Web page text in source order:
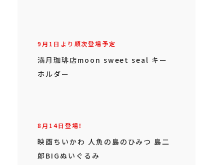
9月1日より順次登場予定
満月珈琲店moon sweet seal キー
ホルダー
8月14日登場！
映画ちいかわ 人魚の島のひみつ 島二
郎BIGぬいぐるみ